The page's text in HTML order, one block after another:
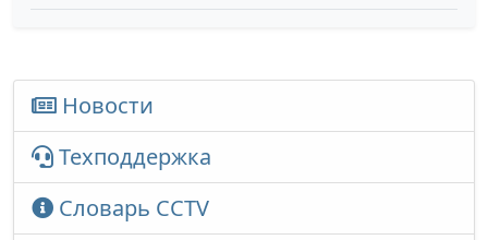
Новости
Техподдержка
Словарь CCTV